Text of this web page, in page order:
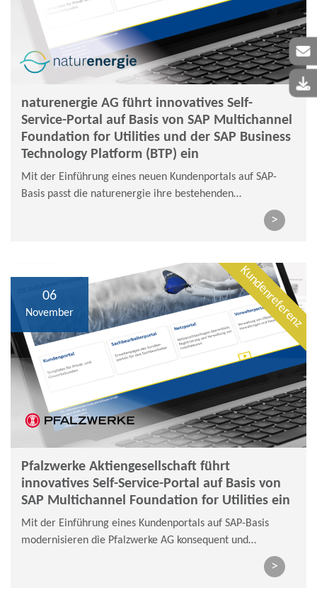
naturenergie AG führt innovatives Self-
Service-Portal auf Basis von SAP Multichannel
Foundation for Utilities und der SAP Business
Technology Platform (BTP) ein
Mit der Einführung eines neuen Kundenportals auf SAP-
Basis passt die naturenergie ihre bestehenden
Geschäftsprozesse konsequent an die Bedürfnisse der
>
Kundenreferenz
06
November
Pfalzwerke Aktiengesellschaft führt
innovatives Self-Service-Portal auf Basis von
SAP Multichannel Foundation for Utilities ein
Mit der Einführung eines Kundenportals auf SAP-Basis
modernisieren die Pfalzwerke AG konsequent und
>